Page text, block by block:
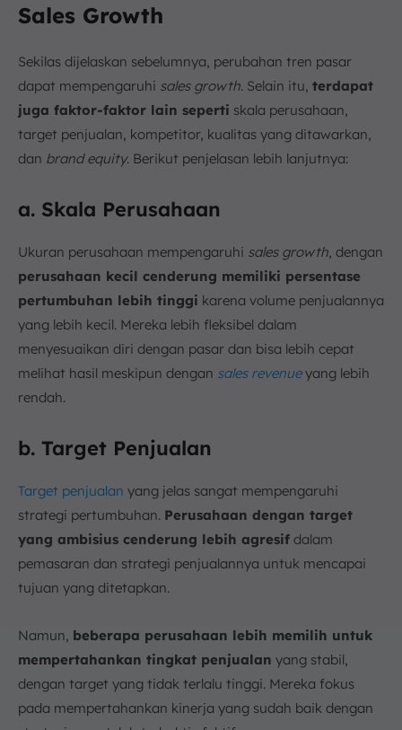
Sales Growth
Sekilas dijelaskan sebelumnya, perubahan tren pasar
dapat mempengaruhi sales growth. Selain itu, terdapat
juga faktor-faktor lain seperti skala perusahaan,
target penjualan, kompetitor, kualitas yang ditawarkan,
dan brand equity. Berikut penjelasan lebih lanjutnya:
a. Skala Perusahaan
Ukuran perusahaan mempengaruhi sales growth , dengan
perusahaan kecil cenderung memiliki persentase
pertumbuhan lebih tinggi karena volume penjualannya
yang lebih kecil. Mereka lebih fleksibel dalam
menyesuaikan diri dengan pasar dan bisa lebih cepat
melihat hasil meskipun dengan sales revenueyang lebih
rendah.
b. Target Penjualan
Target penjualan yang jelas sangat mempengaruhi
strategi pertumbuhan. Perusahaan dengan target
yang ambisius cenderung lebih agresif dalam
pemasaran dan strategi penjualannya untuk mencapai
tujuan yang ditetapkan.
Namun, beberapa perusahaan lebih memilih untuk
mempertahankan tingkat penjualan yang stabil,
dengan target yang tidak terlalu tinggi. Mereka fokus
pada mempertahankan kinerja yang sudah baik dengan